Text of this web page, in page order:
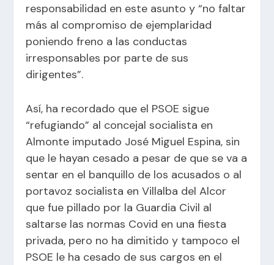
responsabilidad en este asunto y “no faltar
más al compromiso de ejemplaridad
poniendo freno a las conductas
irresponsables por parte de sus
dirigentes”.
Así, ha recordado que el PSOE sigue
“refugiando” al concejal socialista en
Almonte imputado José Miguel Espina, sin
que le hayan cesado a pesar de que se va a
sentar en el banquillo de los acusados o al
portavoz socialista en Villalba del Alcor
que fue pillado por la Guardia Civil al
saltarse las normas Covid en una fiesta
privada, pero no ha dimitido y tampoco el
PSOE le ha cesado de sus cargos en el